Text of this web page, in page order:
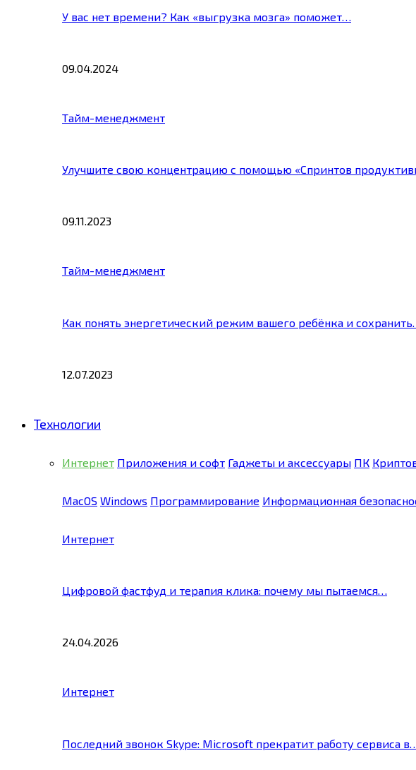
У вас нет времени? Как «выгрузка мозга» поможет…
09.04.2024
Тайм-менеджмент
Улучшите свою концентрацию с помощью «Спринтов
09.11.2023
Тайм-менеджмент
Как понять энергетический режим вашего ребёнка и сохранить…
12.07.2023
Технологии
Интернет Приложения и софт Гаджеты и аксессуары ПК
MacOS Windows Программирование Информационная
Интернет
Цифровой фастфуд и терапия клика: почему мы пытаемся…
24.04.2026
Интернет
Последний звонок Skype: Microsoft прекратит работу сервиса в…